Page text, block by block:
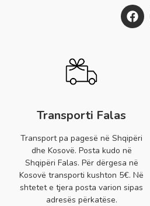
Transporti Falas
Transport pa pagesë në Shqipëri
dhe Kosovë. Posta kudo në
Shqipëri Falas. Për dërgesa në
Kosovë transporti kushton 5€. Në
shtetet e tjera posta varion sipas
adresës përkatëse.